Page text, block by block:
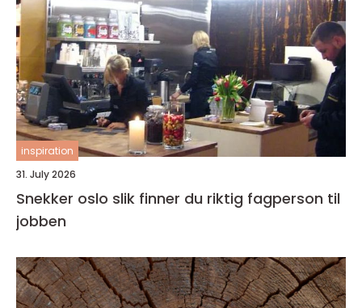
inspiration
31. July 2026
Snekker oslo slik finner du riktig fagperson til
jobben